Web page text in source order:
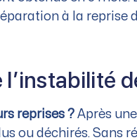
à la reprise
reprises ? Après
ou déchirés. Sans